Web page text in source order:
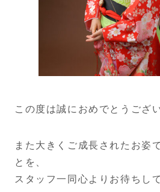
この度は誠におめでとうござ
また大きくご成長されたお姿
とを、
スタッフ一同心よりお待ちし